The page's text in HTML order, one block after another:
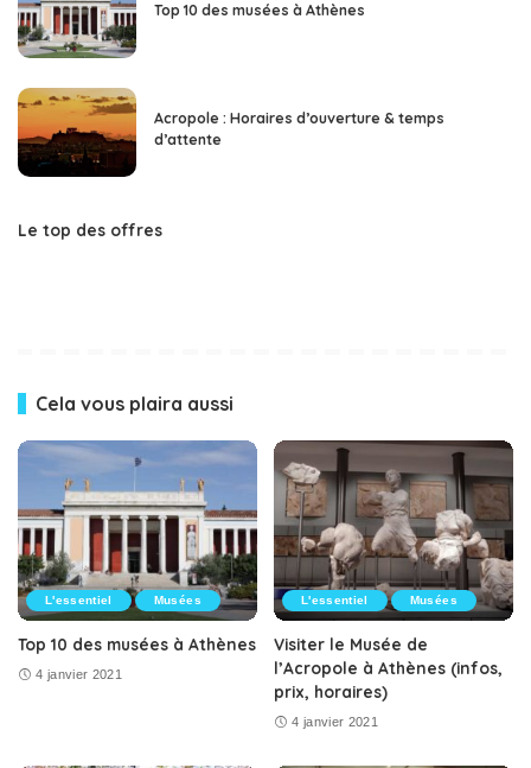
Top 10 des musées à Athènes
Acropole : Horaires d’ouverture & temps
d’attente
Le top des offres
Cela vous plaira aussi
L'essentiel Musées
Top 10 des musées à Athènes
4 janvier 2021
L'essentiel Musées
Visiter le Musée de
l’Acropole à Athènes (infos,
prix, horaires)
4 janvier 2021